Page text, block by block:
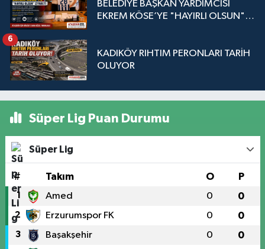
BELEDİYE BAŞKAN YARDIMCISI
EKREM KÖSE’YE "HAYIRLI OLSUN"
KADIKÖY RIHTIM PERONLARI TARİH
OLUYOR
6
Süper Lig Puan Durumu
Süper Lig
# Takım O P
1 Amed 0 0
2 Erzurumspor FK 0 0
3 Başakşehir 0 0